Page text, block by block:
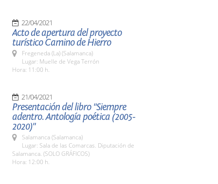
22/04/2021
Acto de apertura del proyecto
turístico Camino de Hierro
Fregeneda (La) (Salamanca)
Lugar: Muelle de Vega Terrón
Hora: 11:00 h.
21/04/2021
Presentación del libro "Siempre
adentro. Antología poética (2005-
2020)"
Salamanca (Salamanca)
Lugar: Sala de las Comarcas. Diputación de
Salamanca. (SOLO GRÁFICOS)
Hora: 12:00 h.